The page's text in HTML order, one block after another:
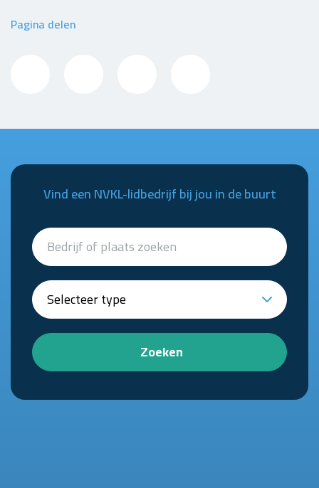
Pagina delen
Vind een NVKL-lidbedrijf bij jou in de buurt
Zoeken